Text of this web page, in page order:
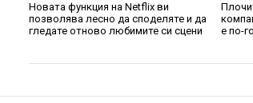
Новата функция на Netflix ви
позволява лесно да споделяте и да
гледате отново любимите си сцени
е по-